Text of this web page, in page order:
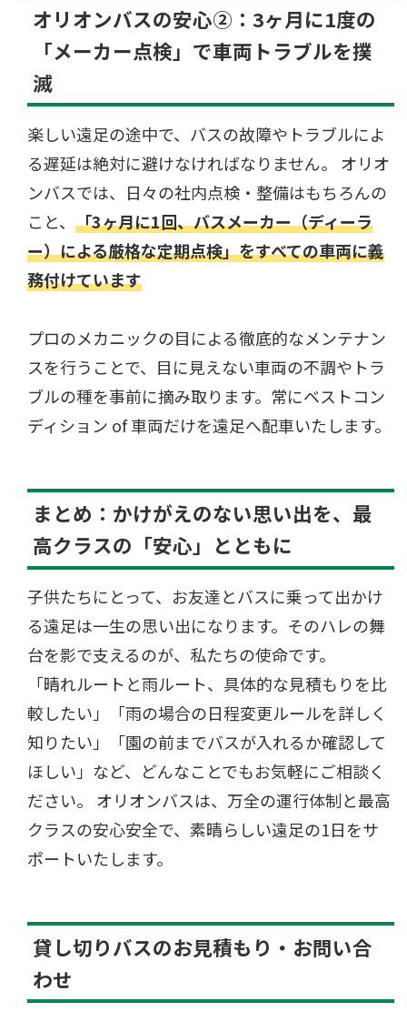
オリオンバスの安心②：3ヶ月に1度の
「メーカー点検」で車両トラブルを撲
滅
楽しい遠足の途中で、バスの故障やトラブルによ
る遅延は絶対に避けなければなりません。 オリオ
ンバスでは、日々の社内点検・整備はもちろんの
こと、「3ヶ月に1回、バスメーカー（ディーラ
ー）による厳格な定期点検」をすべての車両に義
務付けています
プロのメカニックの目による徹底的なメンテナン
スを行うことで、目に見えない車両の不調やトラ
ブルの種を事前に摘み取ります。常にベストコン
ディション of 車両だけを遠足へ配車いたします。
まとめ：かけがえのない思い出を、最
高クラスの「安心」とともに
子供たちにとって、お友達とバスに乗って出かけ
る遠足は一生の思い出になります。そのハレの舞
台を影で支えるのが、私たちの使命です。
「晴れルートと雨ルート、具体的な見積もりを比
較したい」「雨の場合の日程変更ルールを詳しく
知りたい」「園の前までバスが入れるか確認して
ほしい」など、どんなことでもお気軽にご相談く
ださい。 オリオンバスは、万全の運行体制と最高
クラスの安心安全で、素晴らしい遠足の1日をサ
ポートいたします。
貸し切りバスのお見積もり・お問い合
わせ